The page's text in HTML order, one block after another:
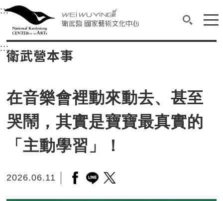
衛武營國家藝術文化中心
中央內容區塊，為本頁主要內容區。
:::選單連結區塊，此區塊列有本網站主要連結。
衛武營國家藝術文化中心
搜尋(開
網
:::中央內容區塊，為本頁主要內容區。
衛武營本事
在音樂會裡動來動去、甚至
哭鬧，其實是寶寶最真實的
「主動學習」！
2026.06.11 另開新視窗分享至facebook
另開新視窗分享至line
另開新視窗分享至twitter